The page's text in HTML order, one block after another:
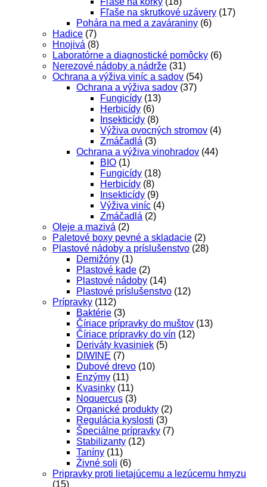
Fľaše na skrutkové uzávery (17)
Pohára na med a zaváraniny (6)
Hadice (7)
Hnojivá (8)
Laboratórne a diagnostické pomôcky (6)
Nerezové nádoby a nádrže (31)
Ochrana a výživa viníc a sadov (54)
Ochrana a výživa sadov (37)
Fungicídy (13)
Herbicídy (6)
Insekticídy (8)
Výživa ovocných stromov (4)
Zmáčadlá (3)
Ochrana a výživa vinohradov (44)
BIO (1)
Fungicídy (18)
Herbicídy (8)
Insekticídy (9)
Výživa viníc (4)
Zmáčadlá (2)
Oleje a mazivá (2)
Paletové boxy pevné a skladacie (2)
Plastové nádoby a príslušenstvo (28)
Demižóny (1)
Plastové kade (2)
Plastové nádoby (14)
Plastové príslušenstvo (12)
Prípravky (112)
Baktérie (3)
Číriace prípravky do muštov (13)
Číriace prípravky do vín (12)
Deriváty kvasiniek (5)
DIWINE (7)
Dubové drevo (10)
Enzýmy (11)
Kvasinky (11)
Noquercus (3)
Organické produkty (2)
Regulácia kyslosti (3)
Špeciálne prípravky (7)
Stabilizanty (12)
Taníny (11)
Źivné soli (6)
Pripravky proti lietajúcemu a lezúcemu hmyzu
(15)